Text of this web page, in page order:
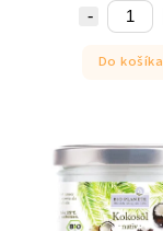
Do košíka